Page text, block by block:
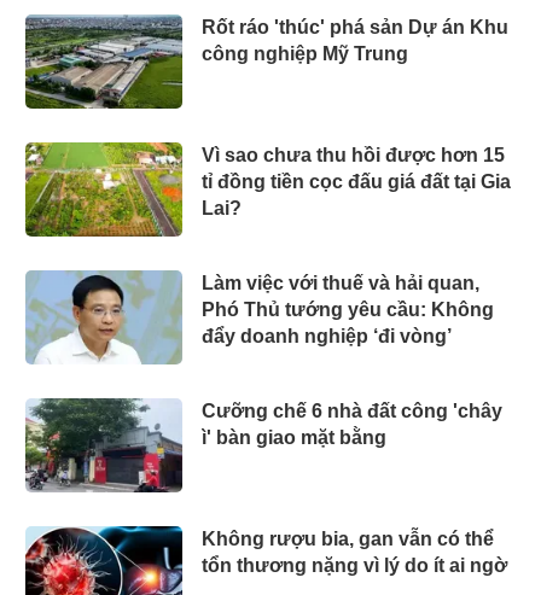
Rốt ráo 'thúc' phá sản Dự án Khu
công nghiệp Mỹ Trung
Vì sao chưa thu hồi được hơn 15
tỉ đồng tiền cọc đấu giá đất tại Gia
Lai?
Làm việc với thuế và hải quan,
Phó Thủ tướng yêu cầu: Không
đẩy doanh nghiệp ‘đi vòng’
Cưỡng chế 6 nhà đất công 'chây
ì' bàn giao mặt bằng
Không rượu bia, gan vẫn có thể
tổn thương nặng vì lý do ít ai ngờ